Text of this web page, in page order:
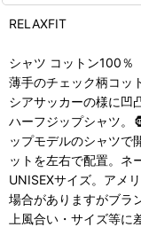
RELAXFIT
シャツ コットン100％
薄手のチェック柄コッ
シアサッカーの様に凹
ハーフジップシャツ。
ップモデルのシャツで
ットを左右で配置。ネ
UNISEXサイズ。アメ
場合がありますがブラ
上風合い・サイズ等に